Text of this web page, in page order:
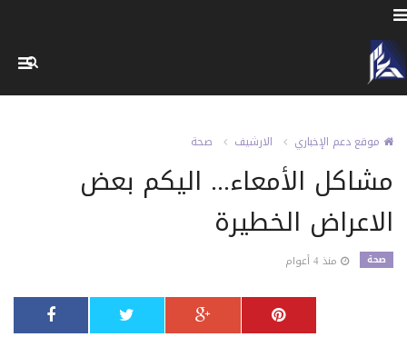
موقع دعم الإخباري الارشيف صحة
مشاكل الأمعاء... اليكم بعض
الاعراض الخطيرة
صحة منذ 4 أعوام